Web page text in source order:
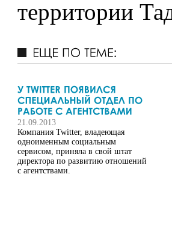
территории
21.09.2013
Компания Twitter, владеющая
одноименным социальным
сервисом, приняла в свой штат
директора по развитию отношений
с агентствами.